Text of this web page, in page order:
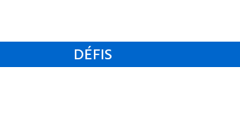
DÉFIS